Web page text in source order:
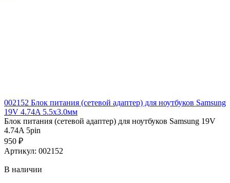
002152 Блок питания (сетевой адаптер) для ноутбуков Samsung
19V 4.74A 5.5х3.0мм
Блок питания (сетевой адаптер) для ноутбуков Samsung 19V
4.74A 5pin
950 ₽
Артикул: 002152
В наличии